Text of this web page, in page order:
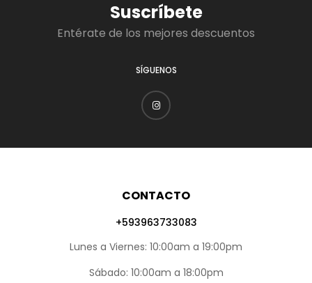
Suscríbete
Entérate de los mejores descuentos
SÍGUENOS
CONTACTO
+593963733083
Lunes a Viernes: 10:00am a 19:00pm
Sábado: 10:00am a 18:00pm